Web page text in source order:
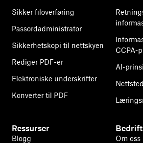
Sikker filoverføring
Passordadministrator
Sikkerhetskopi til nettskyen
Rediger PDF-er
Elektroniske underskrifter
Konverter til PDF
CCPA-
AI-
Ressurser
Blogg
Bedrift
Om oss